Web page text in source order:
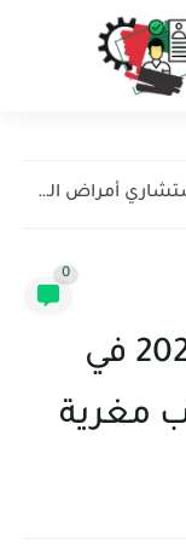
مطلوب استشاري أمراض النساء والتوليد في مستشفى ميديكلينيك - دبي...
0
فرص عمل بالامارات 2026 في
مغرية